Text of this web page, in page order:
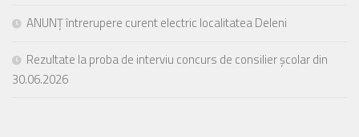
ANUNȚ întrerupere curent electric localitatea Deleni
Rezultate la proba de interviu concurs de consilier școlar din
30.06.2026